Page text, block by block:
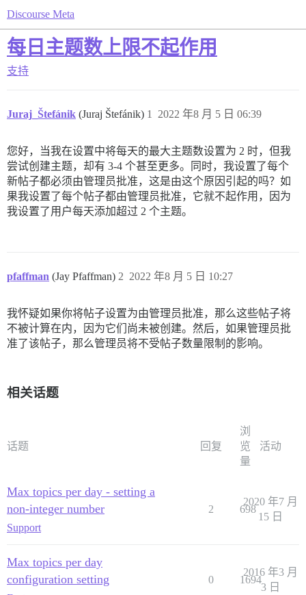
Discourse Meta
每日主题数上限不起作用
支持
Juraj_Štefánik (Juraj Štefánik) 2022 年8 月 5 日 06:39
1
您好，当我在设置中将每天的最大主题数设置为 2 时，但我
尝试创建主题，却有 3-4 个甚至更多。同时，我设置了每个
新帖子都必须由管理员批准，这是由这个原因引起的吗？如
果我设置了每个帖子都由管理员批准，它就不起作用，因为
我设置了用户每天添加超过 2 个主题。
pfaffman (Jay Pfaffman) 2022 年8 月 5 日 10:27
2
我怀疑如果你将帖子设置为由管理员批准，那么这些帖子将
不被计算在内，因为它们尚未被创建。然后，如果管理员批
准了该帖子，那么管理员将不受帖子数量限制的影响。
相关话题
话题 回复
浏
览
量
活动
Max topics per day - setting a
non-integer number
Support
2 698
2020 年7 月
15 日
Max topics per day
configuration setting
0 1694
2016 年3 月
3 日